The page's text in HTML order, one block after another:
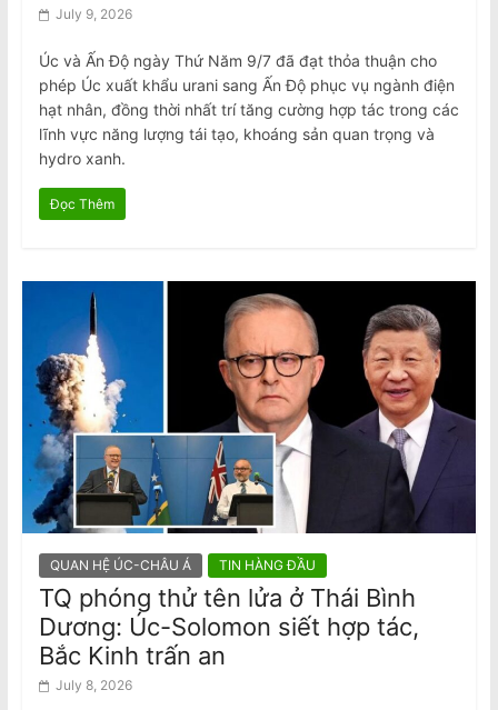
July 9, 2026
Úc và Ấn Độ ngày Thứ Năm 9/7 đã đạt thỏa thuận cho
phép Úc xuất khẩu urani sang Ấn Độ phục vụ ngành điện
hạt nhân, đồng thời nhất trí tăng cường hợp tác trong các
lĩnh vực năng lượng tái tạo, khoáng sản quan trọng và
hydro xanh.
Đọc Thêm
QUAN HỆ ÚC-CHÂU Á TIN HÀNG ĐẦU
TQ phóng thử tên lửa ở Thái Bình
Dương: Úc-Solomon siết hợp tác,
Bắc Kinh trấn an
July 8, 2026